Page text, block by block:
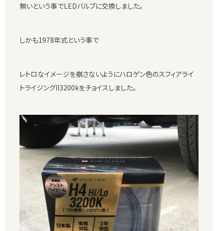
無いという事でLEDバルブに交換しました。
しかも1978年式という事で
レトロなイメージを崩さないようにハロゲン色のスフィアライ
トライジングII3200kをチョイスしました。